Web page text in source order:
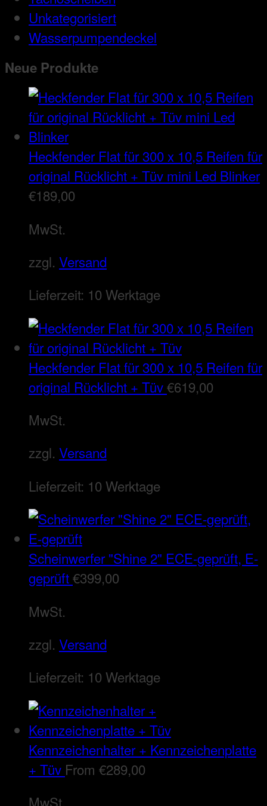
Unkategorisiert
Wasserpumpendeckel
Neue Produkte
Heckfender Flat für 300 x 10,5 Reifen für
original Rücklicht + Tüv mini Led Blinker
€189,00
MwSt.
zzgl. Versand
Lieferzeit: 10 Werktage
Heckfender Flat für 300 x 10,5 Reifen für
original Rücklicht + Tüv€619,00
MwSt.
zzgl. Versand
Lieferzeit: 10 Werktage
Scheinwerfer "Shine 2" ECE-geprüft, E-
geprüft€399,00
MwSt.
zzgl. Versand
Lieferzeit: 10 Werktage
Kennzeichenhalter + Kennzeichenplatte
+ Tüv From €289,00
MwSt.